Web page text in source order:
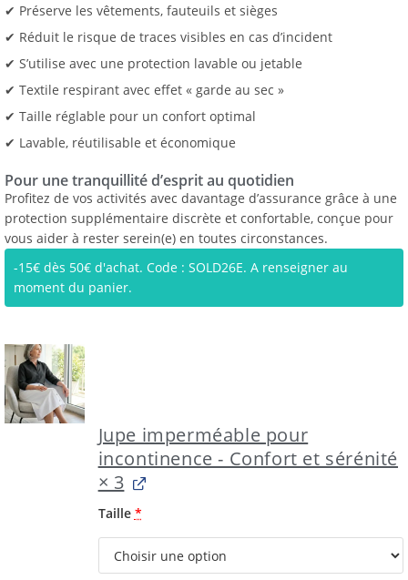
✔ Préserve les vêtements, fauteuils et sièges
✔ Réduit le risque de traces visibles en cas d’incident
✔ S’utilise avec une protection lavable ou jetable
✔ Textile respirant avec effet « garde au sec »
✔ Taille réglable pour un confort optimal
✔ Lavable, réutilisable et économique
Pour une tranquillité d’esprit au quotidien
Profitez de vos activités avec davantage d’assurance grâce à une
protection supplémentaire discrète et confortable, conçue pour
vous aider à rester serein(e) en toutes circonstances.
-15€ dès 50€ d'achat. Code : SOLD26E. A renseigner au
moment du panier.
Jupe imperméable pour
incontinence - Confort et sérénité
× 3
Taille *